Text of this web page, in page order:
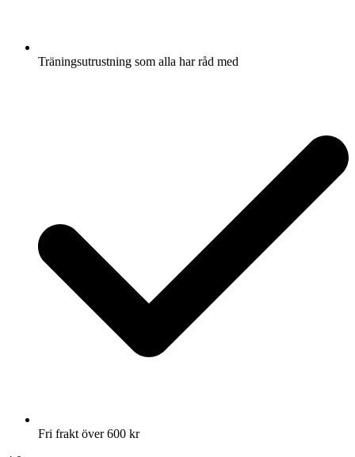
Träningsutrustning som alla har råd med
Fri frakt över 600 kr